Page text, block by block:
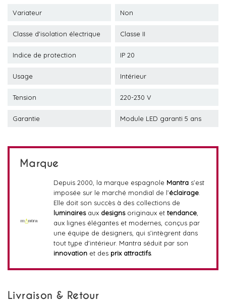
Variateur Non
Classe d'isolation électrique Classe II
Indice de protection IP 20
Usage Intérieur
Tension 220-230 V
Garantie Module LED garanti 5 ans
Marque
Depuis 2000, la marque espagnole Mantras’est
imposée sur le marché mondial de l’éclairage.
Elle doit son succès à des collections de
luminairesaux designsoriginaux et tendance,
aux lignes élégantes et modernes, conçus par
une équipe de designers, qui s’intègrent dans
tout type d'intérieur. Mantra séduit par son
innovationet des prix attractifs.
Livraison & Retour